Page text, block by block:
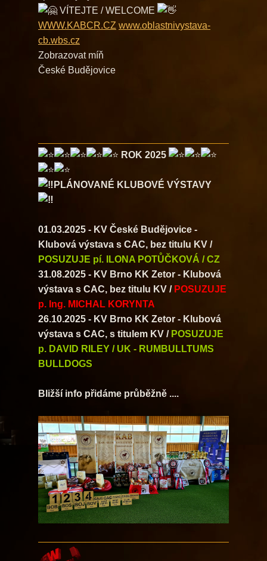
VÍTEJTE / WELCOME
WWW.KABCR.CZ www.oblastnivystava-
cb.wbs.cz
Zobrazovat míň
České Budějovice
ROK 2025
PLÁNOVANÉ KLUBOVÉ VÝSTAVY
01.03.2025 - KV České Budějovice -
Klubová výstava s CAC, bez titulu KV /
POSUZUJE pí. ILONA POTŮČKOVÁ / CZ
31.08.2025 - KV Brno KK Zetor - Klubová
výstava s CAC, bez titulu KV / POSUZUJE
p. Ing. MICHAL KORYNTA
26.10.2025 - KV Brno KK Zetor - Klubová
výstava s CAC, s titulem KV /POSUZUJE
p. DAVID RILEY / UK - RUMBULLTUMS
BULLDOGS
Bližší info přidáme průběžně ....